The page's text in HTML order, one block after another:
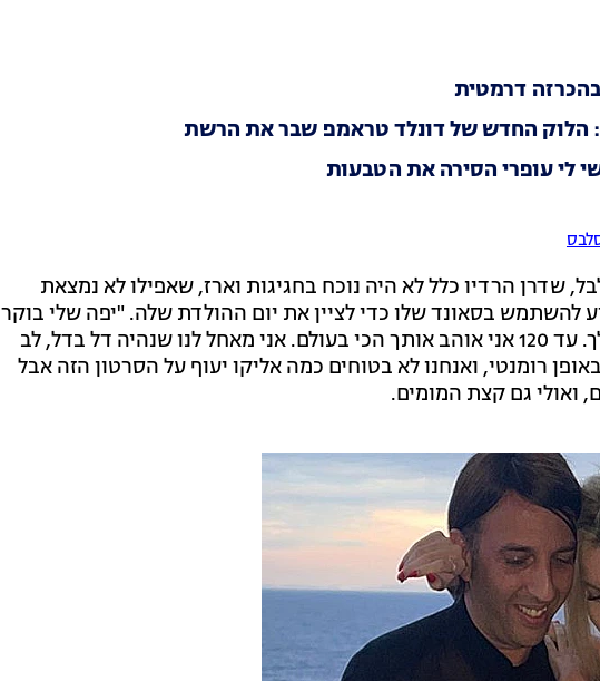
דרמטית
הלוק החדש של דונלד טראמפ שבר את הרשת
לי עופרי הסירה את הטבעות
שדרן הרדיו כלל לא היה נוכח בחגיגות וארז, שאפילו לא נמצאת
להשתמש בסאונד שלו כדי לציין את יום ההולדת שלה. "יפה שלי בוקר
טוב, היום קמנו לבוקר יום הולדת שלך. עד 120 אני אוהב אותך הכי בעולם. אני מאחל לנו שנהיה דל בדל, לב
לא חזרו באופן רומנטי, ואנחנו לא בטוחים כמה אליקו יעוף על הסרטון הזה אבל
ואולי גם קצת המומים.